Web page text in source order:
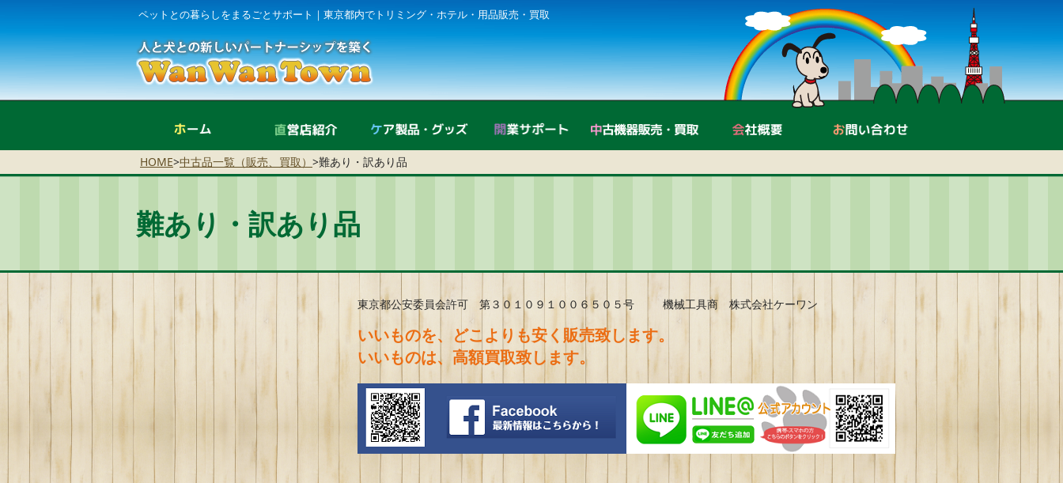
ペットとの暮らしをまるごとサポート｜東京都内でトリミング・ホテル・用品販売・買取
ホーム 直営店紹介 ケア製品・グッズ 開業サポート 中古機器販売・買取 会社概要
HOME>中古品一覧（販売、買取） >難あり・訳あり品
難あり・訳あり品
東京都公安委員会許可 第３０１０９１００６５０５号 機械工具商 株式会社ケーワン
いいものを、どこよりも安く販売致します。
いいものは、高額買取致します。